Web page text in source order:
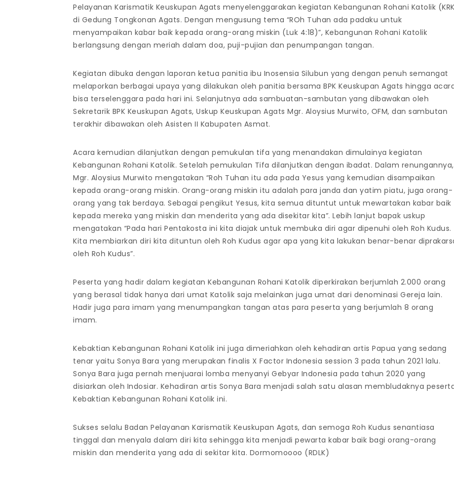
Pelayanan Karismatik Keuskupan Agats menyelenggarakan kegiatan Kebangunan Rohani Katolik
di Gedung Tongkonan Agats. Dengan mengusung tema “ROh Tuhan ada padaku untuk
menyampaikan kabar baik kepada orang-orang miskin (Luk 4:18)”, Kebangunan Rohani Katolik
berlangsung dengan meriah dalam doa, puji-pujian dan penumpangan tangan.
Kegiatan dibuka dengan laporan ketua panitia ibu Inosensia Silubun yang dengan penuh semangat
melaporkan berbagai upaya yang dilakukan oleh panitia bersama BPK Keuskupan Agats hingga
bisa terselenggara pada hari ini. Selanjutnya ada sambuatan-sambutan yang dibawakan oleh
Sekretarik BPK Keuskupan Agats, Uskup Keuskupan Agats Mgr. Aloysius Murwito, OFM, dan sambutan
terakhir dibawakan oleh Asisten II Kabupaten Asmat.
Acara kemudian dilanjutkan dengan pemukulan tifa yang menandakan dimulainya kegiatan
Kebangunan Rohani Katolik. Setelah pemukulan Tifa dilanjutkan dengan ibadat. Dalam renungannya,
Mgr. Aloysius Murwito mengatakan “Roh Tuhan itu ada pada Yesus yang kemudian disampaikan
kepada orang-orang miskin. Orang-orang miskin itu adalah para janda dan yatim piatu, juga orang-
orang yang tak berdaya. Sebagai pengikut Yesus, kita semua dituntut untuk mewartakan kabar baik
kepada mereka yang miskin dan menderita yang ada disekitar kita”. Lebih lanjut bapak uskup
mengatakan “Pada hari Pentakosta ini kita diajak untuk membuka diri agar dipenuhi oleh Roh Kudus.
Kita membiarkan diri kita dituntun oleh Roh Kudus agar apa yang kita lakukan benar-benar
oleh Roh Kudus”.
Peserta yang hadir dalam kegiatan Kebangunan Rohani Katolik diperkirakan berjumlah 2.000 orang
yang berasal tidak hanya dari umat Katolik saja melainkan juga umat dari denominasi Gereja lain.
Hadir juga para imam yang menumpangkan tangan atas para peserta yang berjumlah 8 orang
imam.
Kebaktian Kebangunan Rohani Katolik ini juga dimeriahkan oleh kehadiran artis Papua yang sedang
tenar yaitu Sonya Bara yang merupakan finalis X Factor Indonesia session 3 pada tahun 2021 lalu.
Sonya Bara juga pernah menjuarai lomba menyanyi Gebyar Indonesia pada tahun 2020 yang
disiarkan oleh Indosiar. Kehadiran artis Sonya Bara menjadi salah satu alasan membludaknya
Kebaktian Kebangunan Rohani Katolik ini.
Sukses selalu Badan Pelayanan Karismatik Keuskupan Agats, dan semoga Roh Kudus senantiasa
tinggal dan menyala dalam diri kita sehingga kita menjadi pewarta kabar baik bagi orang-orang
miskin dan menderita yang ada di sekitar kita. Dormomoooo (RDLK)